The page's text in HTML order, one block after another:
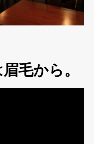
毛から。